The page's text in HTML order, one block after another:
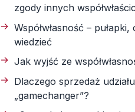
zgody innych
Współwłasność –
wiedzieć
Jak wyjść ze
Dlaczego sprzedaż
„gamechanger”?